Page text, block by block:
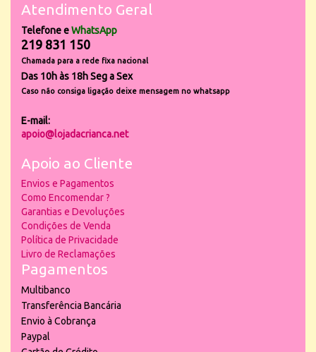
Atendimento Geral
Telefone eWhatsApp
219 831 150
Chamada para a rede fixa nacional
Das 10h às 18h Seg a Sex
Caso não consiga ligação deixe mensagem no whatsapp
E-mail:
apoio@lojadacrianca.net
Apoio ao Cliente
Envios e Pagamentos
Como Encomendar ?
Garantias e Devoluções
Condições de Venda
Política de Privacidade
Livro de Reclamações
Pagamentos
Multibanco
Transferência Bancária
Envio à Cobrança
Paypal